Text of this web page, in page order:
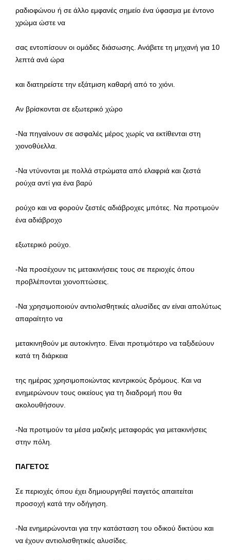
ραδιοφώνου ή σε άλλο εμφανές σημείο ένα ύφασμα με έντονο
χρώμα ώστε να
σας εντοπίσουν οι ομάδες διάσωσης. Ανάβετε τη μηχανή για 10
λεπτά ανά ώρα
και διατηρείστε την εξάτμιση καθαρή από το χιόνι.
Αν βρίσκονται σε εξωτερικό χώρο
-Να πηγαίνουν σε ασφαλές μέρος χωρίς να εκτίθενται στη
χιονοθύελλα.
-Να ντύνονται με πολλά στρώματα από ελαφριά και ζεστά
ρούχα αντί για ένα βαρύ
ρούχο και να φορούν ζεστές αδιάβροχες μπότες. Να προτιμούν
ένα αδιάβροχο
εξωτερικό ρούχο.
-Να προσέχουν τις μετακινήσεις τους σε περιοχές όπου
προβλέπονται χιονοπτώσεις.
-Να χρησιμοποιούν αντιολισθητικές αλυσίδες αν είναι απολύτως
απαραίτητο να
μετακινηθούν με αυτοκίνητο. Είναι προτιμότερο να ταξιδεύουν
κατά τη διάρκεια
της ημέρας χρησιμοποιώντας κεντρικούς δρόμους. Και να
ενημερώνουν τους οικείους για τη διαδρομή που θα
ακολουθήσουν.
-Να προτιμούν τα μέσα μαζικής μεταφοράς για μετακινήσεις
στην πόλη.
ΠΑΓΕΤΟΣ
Σε περιοχές όπου έχει δημιουργηθεί παγετός απαιτείται
προσοχή κατά την οδήγηση.
-Να ενημερώνονται για την κατάσταση του οδικού δικτύου και
να έχουν αντιολισθητικές αλυσίδες.